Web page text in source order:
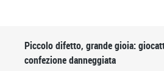
Salta la galleria dei prodotti
Piccolo difetto, grande gioia:
confezione danneggiata